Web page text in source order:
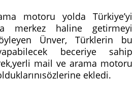
motoru yolda Türkiye’yi
merkez haline getirmeyi
Ünver, Türklerin bu
beceriye sahip
mail ve arama motoru
ekledi.